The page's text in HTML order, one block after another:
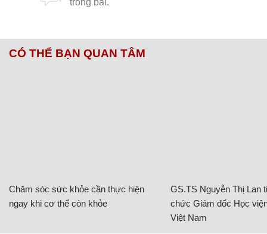
CÓ THỂ BẠN QUAN TÂM
Chăm sóc sức khỏe cần thực hiện
ngay khi cơ thể còn khỏe
GS.TS Nguyễn Thị Lan
chức Giám đốc Học
Việt Nam